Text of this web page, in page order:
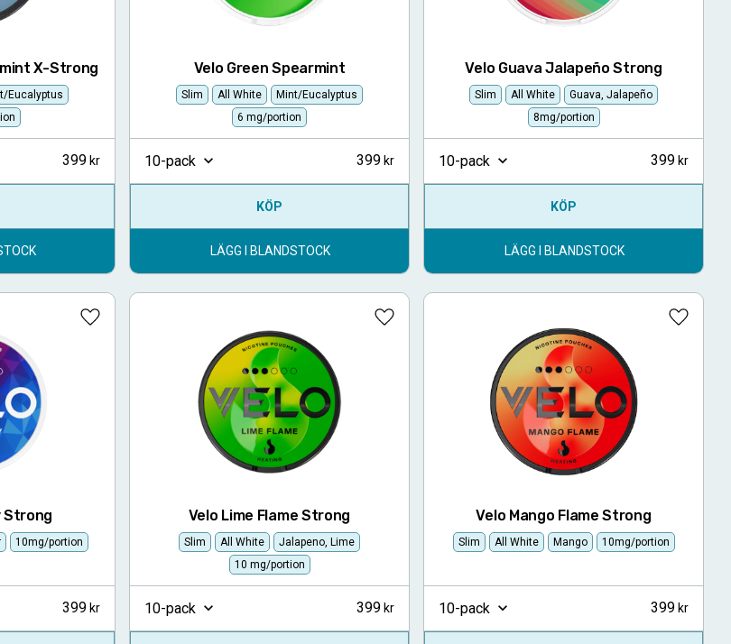
X-Strong
Eucalyptus
399
Velo Green Spearmint
Slim All White
Mint/Eucalyptus
6 mg/portion
10-pack 399
KÖP
LÄGG I BLANDSTOCK
Velo Guava Jalapeño Strong
Slim All White
Guava, Jalapeño
8mg/portion
10-pack 399
KÖP
LÄGG I BLANDSTOCK
Strong
10mg/portion
Lägg till i favoriter
399
Velo Lime Flame Strong
Slim All White
Jalapeno, Lime
10 mg/portion
Lägg till i favoriter
10-pack 399
Velo Mango Flame Strong
Slim All White Mango 10mg/portion
Lägg
10-pack 399